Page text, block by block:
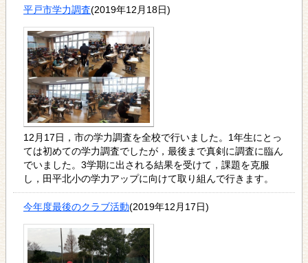
平戸市学力調査(2019年12月18日)
12月17日，市の学力調査を全校で行いました。1年生にとっ
ては初めての学力調査でしたが，最後まで真剣に調査に臨ん
でいました。3学期に出される結果を受けて，課題を克服
し，田平北小の学力アップに向けて取り組んで行きます。
今年度最後のクラブ活動(2019年12月17日)